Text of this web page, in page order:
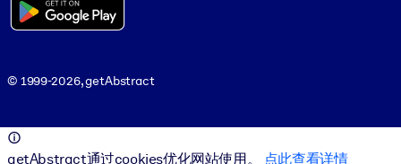
© 1999-2026, getAbstract
getAbstract通过cookies优化网站使用。 点此查看详情